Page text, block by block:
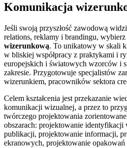
Komunikacja
Jeśli swoją przyszłość zawodową
relations, reklamy i brandingu, wybierz
wizerunkową. To unikatowy w skali
w bliskiej współpracy z praktykami i
europejskich i światowych wzorców i
zakresie. Przygotowuje specjalistów
wizerunkiem, pracowników sektora
Celem kształcenia jest przekazanie
komunikacji wizualnej, a przez to
twórczego projektowania
obszarach: projektowanie
publikacji, projektowanie informacji,
ekranowych, projektowanie